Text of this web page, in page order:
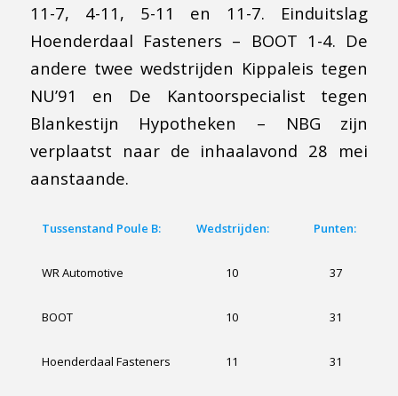
11-7, 4-11, 5-11 en 11-7. Einduitslag
Hoenderdaal Fasteners – BOOT 1-4. De
andere twee wedstrijden Kippaleis tegen
NU’91 en De Kantoorspecialist tegen
Blankestijn Hypotheken – NBG zijn
verplaatst naar de inhaalavond 28 mei
aanstaande.
Tussenstand Poule B: Wedstrijden: Punten:
WR Automotive 10 37
BOOT 10 31
Hoenderdaal Fasteners 11 31